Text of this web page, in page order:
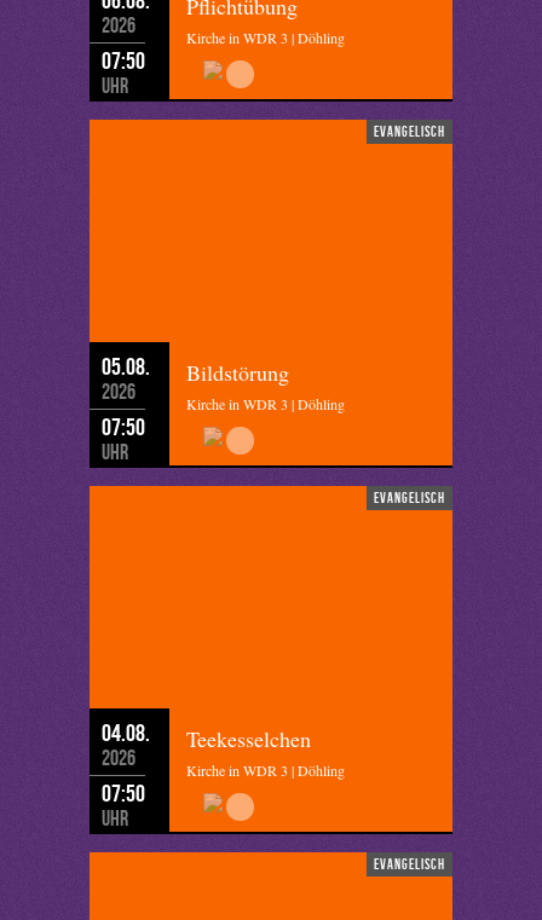
2026
07:50
Uhr
Pflichtübung
Kirche in WDR 3 | Döhling
evangelisch
05.08.
2026
07:50
Uhr
Bildstörung
Kirche in WDR 3 | Döhling
evangelisch
04.08.
2026
07:50
Uhr
Teekesselchen
Kirche in WDR 3 | Döhling
evangelisch